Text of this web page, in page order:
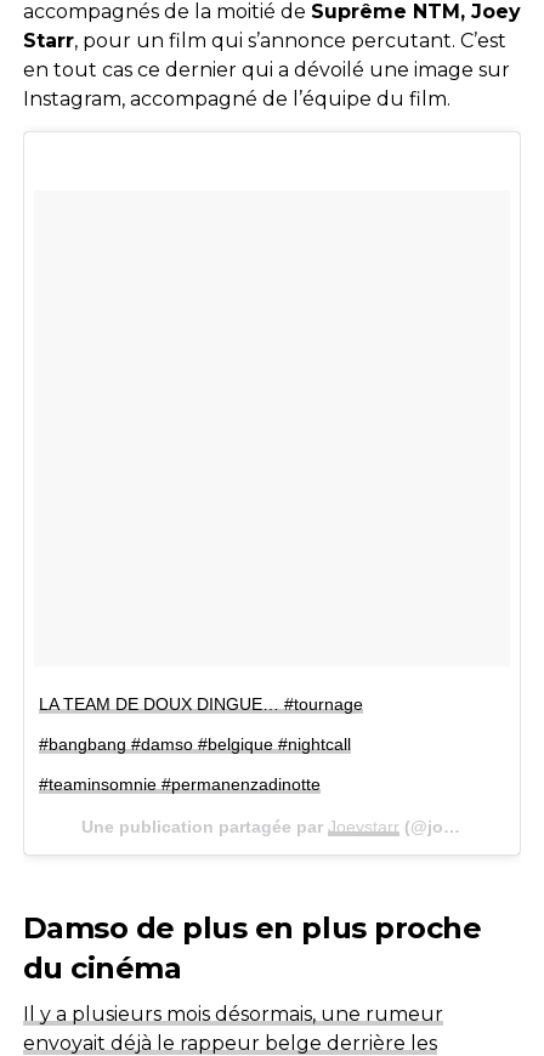
accompagnés de la moitié de Suprême NTM, Joey
Starr, pour un film qui s’annonce percutant. C’est
en tout cas ce dernier qui a dévoilé une image sur
Instagram, accompagné de l’équipe du film.
LA TEAM DE DOUX DINGUE… #tournage
#bangbang #damso #belgique #nightcall
#teaminsomnie #permanenzadinotte
Une publication partagée par Joeystarr (@joeystar_r_dah_punkfunkhero) le
Damso de plus en plus proche
du cinéma
Il y a plusieurs mois désormais, une rumeur
envoyait déjà le rappeur belge derrière les